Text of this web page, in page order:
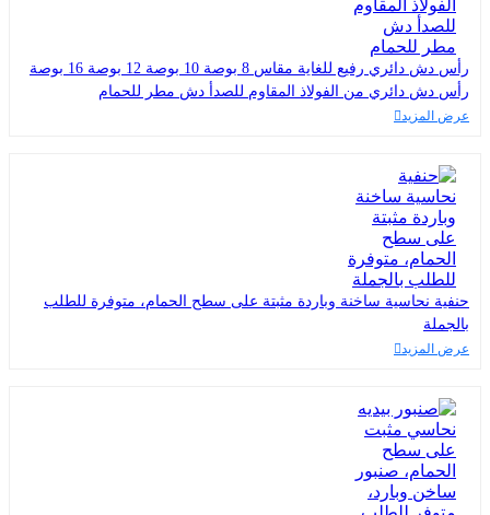
رأس دش دائري رفيع للغاية مقاس 8 بوصة 10 بوصة 12 بوصة 16 بوصة
رأس دش دائري من الفولاذ المقاوم للصدأ دش مطر للحمام
عرض المزيد
حنفية نحاسية ساخنة وباردة مثبتة على سطح الحمام، متوفرة للطلب
بالجملة
عرض المزيد